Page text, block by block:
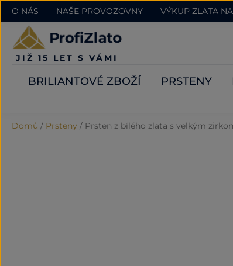
O NÁS NAŠE PROVOZOVNY VÝKUP ZLATA
JIŽ 15 LET S VÁMI
BRILIANTOVÉ ZBOŽÍ PRSTENY
Domů / Prsteny / Prsten z bílého zlata s velkým